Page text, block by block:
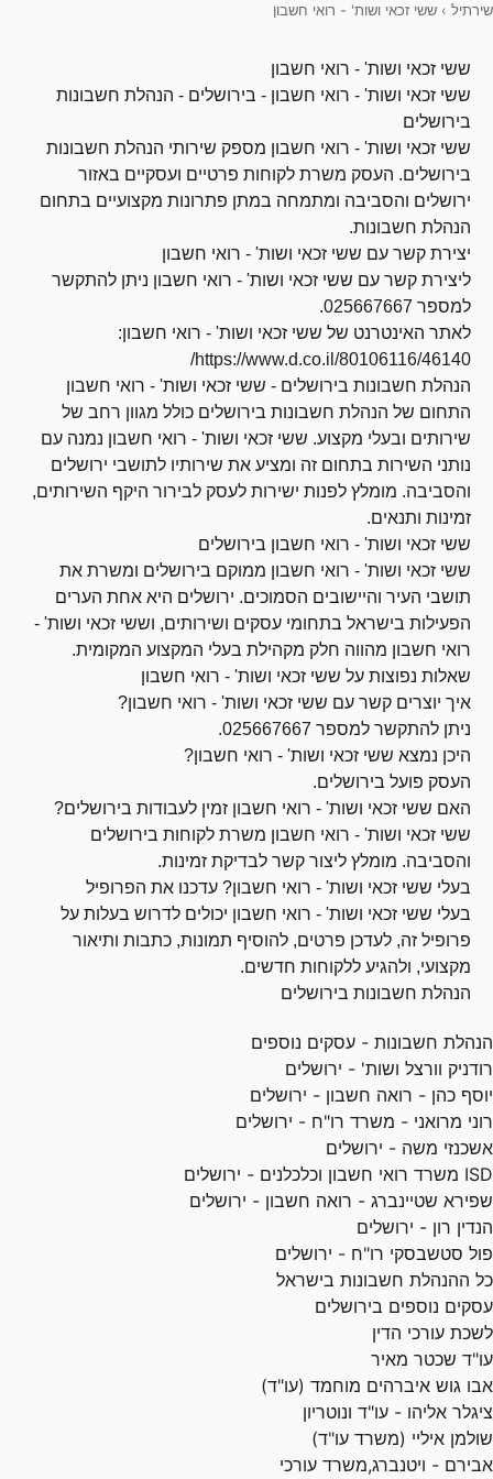
שירתיל › ששי זכאי ושות' - רואי חשבון
ששי זכאי ושות' - רואי חשבון
ששי זכאי ושות' - רואי חשבון - בירושלים - הנהלת חשבונות
בירושלים
ששי זכאי ושות' - רואי חשבון מספק שירותי הנהלת חשבונות
בירושלים. העסק משרת לקוחות פרטיים ועסקיים באזור
ירושלים והסביבה ומתמחה במתן פתרונות מקצועיים בתחום
הנהלת חשבונות.
יצירת קשר עם ששי זכאי ושות' - רואי חשבון
ליצירת קשר עם ששי זכאי ושות' - רואי חשבון ניתן להתקשר
למספר 025667667.
לאתר האינטרנט של ששי זכאי ושות' - רואי חשבון:
https://www.d.co.il/80106116/46140/
הנהלת חשבונות בירושלים - ששי זכאי ושות' - רואי חשבון
התחום של הנהלת חשבונות בירושלים כולל מגוון רחב של
שירותים ובעלי מקצוע. ששי זכאי ושות' - רואי חשבון נמנה עם
נותני השירות בתחום זה ומציע את שירותיו לתושבי ירושלים
והסביבה. מומלץ לפנות ישירות לעסק לבירור היקף השירותים,
זמינות ותנאים.
ששי זכאי ושות' - רואי חשבון בירושלים
ששי זכאי ושות' - רואי חשבון ממוקם בירושלים ומשרת את
תושבי העיר והיישובים הסמוכים. ירושלים היא אחת הערים
הפעילות בישראל בתחומי עסקים ושירותים, וששי זכאי ושות' -
רואי חשבון מהווה חלק מקהילת בעלי המקצוע המקומית.
שאלות נפוצות על ששי זכאי ושות' - רואי חשבון
איך יוצרים קשר עם ששי זכאי ושות' - רואי חשבון?
ניתן להתקשר למספר 025667667.
היכן נמצא ששי זכאי ושות' - רואי חשבון?
העסק פועל בירושלים.
האם ששי זכאי ושות' - רואי חשבון זמין לעבודות בירושלים?
ששי זכאי ושות' - רואי חשבון משרת לקוחות בירושלים
והסביבה. מומלץ ליצור קשר לבדיקת זמינות.
בעלי ששי זכאי ושות' - רואי חשבון? עדכנו את הפרופיל
בעלי ששי זכאי ושות' - רואי חשבון יכולים לדרוש בעלות על
פרופיל זה, לעדכן פרטים, להוסיף תמונות, כתבות ותיאור
מקצועי, ולהגיע ללקוחות חדשים.
הנהלת חשבונות בירושלים
הנהלת חשבונות - עסקים נוספים
רודניק וורצל ושות' - ירושלים
יוסף כהן - רואה חשבון - ירושלים
רוני מרואני - משרד רו"ח - ירושלים
אשכנזי משה - ירושלים
ISD משרד רואי חשבון וכלכלנים - ירושלים
שפירא שטיינברג - רואה חשבון - ירושלים
הנדין רון - ירושלים
פול סטשבסקי רו"ח - ירושלים
כל ההנהלת חשבונות בישראל
עסקים נוספים בירושלים
לשכת עורכי הדין
עו"ד שכטר מאיר
אבו גוש איברהים מוחמד (עו"ד)
ציגלר אליהו - עו"ד ונוטריון
שולמן איליי (משרד עו"ד)
אבירם - ויטנברג,משרד עורכי